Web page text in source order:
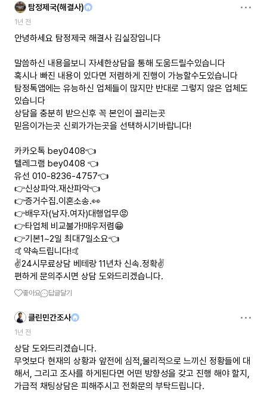
탐정제국(해결사)
1년 전
안녕하세요 탐정제국 해결사 김실장입니다
말씀하신 내용을보니 자세한상담을 통해 도움드릴수있습니다
혹시나 빠진 내용이 있다면 저렴하게 진행이 가능할수도있습니다
탐정톡앱에는 유능하신 업체들이 많지만 반대로 그렇지 않은 업체도
있습니다
상담을 충분히 받으신후 꼭 본인이 끌리는곳
믿음이가는곳 신뢰가가는곳을 선택하시기바랍니다!
카카오톡 bey0408👈
텔레그램 bey0408 👈
유선 010-8236-4757👈
👉신상파악.재산파악👈
👉증거수집.이혼소송.👀
👉배우자(남자.여자)대행업무😡
👉타업체 비교불가!매우저렴😁
👉기본1~2일 최대7일소요👈
🤙약속드립니다!🤙
✌️24시무료상담 베테랑 11년차 신속.정확✌️
편하게 문의주시면 상담 도와드리겠습니다.
좋아요 답글달기
클린민간조사
1년 전
상담 도와드리겠습니다.
무엇보다 현재의 상황과 앞전에 심적,물리적으로 느끼신 정황들에 대
해서, 그리고 조사를 하게된다면 어떤 방향성을 갖고 진행 해야 할지,
가급적 채팅상담은 피해주시고 전화문의 부탁드립니다.